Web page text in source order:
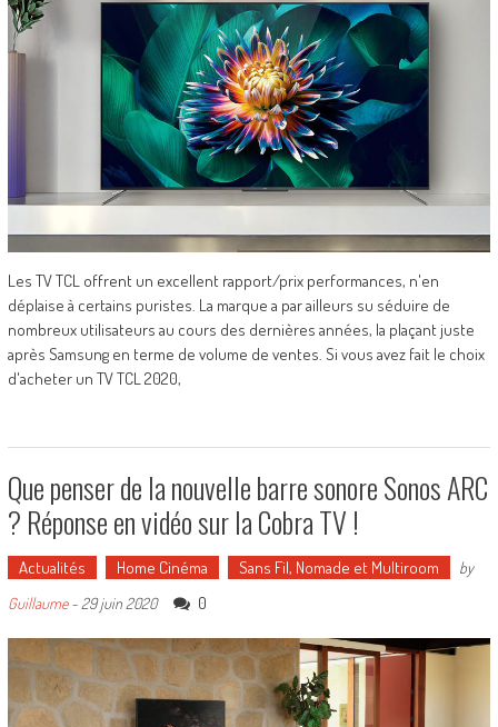
Les TV TCL offrent un excellent rapport/prix performances, n'en
déplaise à certains puristes. La marque a par ailleurs su séduire de
nombreux utilisateurs au cours des dernières années, la plaçant juste
après Samsung en terme de volume de ventes. Si vous avez fait le choix
d'acheter un TV TCL 2020,
Que penser de la nouvelle barre sonore Sonos ARC
? Réponse en vidéo sur la Cobra TV !
Actualités Home Cinéma Sans Fil, Nomade et Multiroom
by
Guillaume- 29 juin 2020 0